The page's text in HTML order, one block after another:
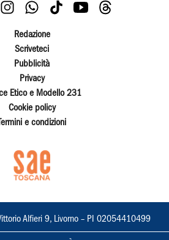
Redazione
Scriveteci
Pubblicità
Privacy
Etico e Modello 231
Cookie policy
Termini e condizioni
Alfieri 9, Livorno – PI 02054410499